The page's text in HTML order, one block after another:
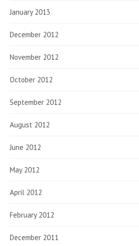
January 2013
December 2012
November 2012
October 2012
September 2012
August 2012
June 2012
May 2012
April 2012
February 2012
December 2011